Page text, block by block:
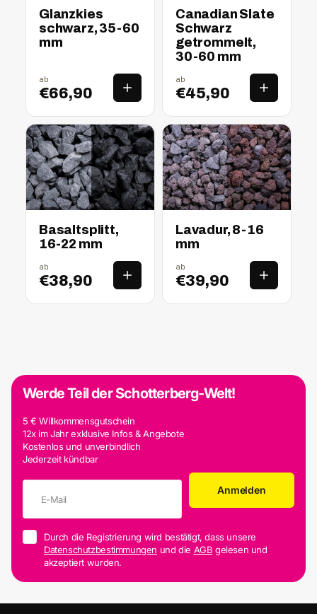
Glanzkies
schwarz, 35-60
mm
ab
€66,90
Canadian Slate
Schwarz
getrommelt,
30-60 mm
ab
€45,90
nass trocken
Basaltsplitt,
16-22 mm
ab
€38,90
nass trocken
Lavadur, 8-16
mm
ab
€39,90
Werde Teil der Schotterberg-Welt!
5 € Willkommensgutschein
12x im Jahr exklusive Infos & Angebote
Kostenlos und unverbindlich
Jederzeit kündbar
Anmelden
Durch die Registrierung wird bestätigt, dass unsere
Datenschutzbestimmungen und die AGB gelesen und
akzeptiert wurden.